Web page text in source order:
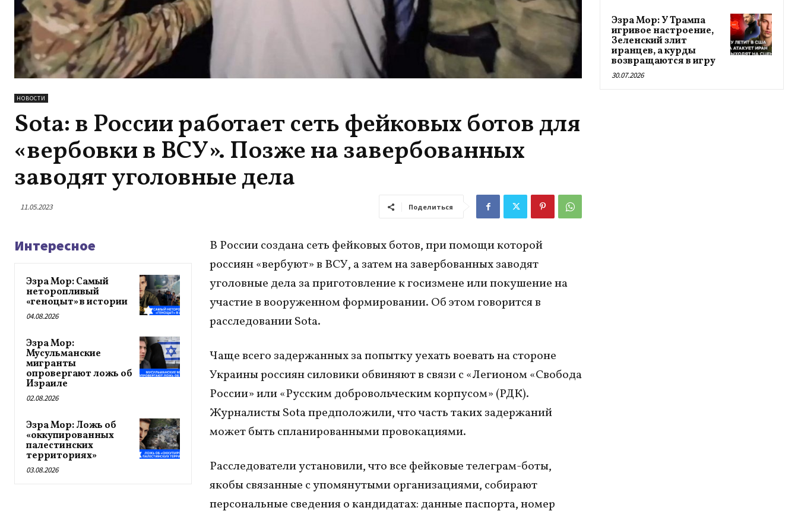
НОВОСТИ
Sota: в России работает сеть фейковых ботов для
«вербовки в ВСУ». Позже на завербованных
заводят уголовные дела
11.05.2023 Поделиться
Интересное
Эзра Мор: Самый
неторопливый
«геноцыт» в истории
04.08.2026
Эзра Мор:
Мусульманские
мигранты
опровергают ложь об
Израиле
02.08.2026
Эзра Мор: Ложь об
«оккупированных
палестинских
территориях»
03.08.2026
В России создана сеть фейковых ботов, при помощи которой
россиян «вербуют» в ВСУ, а затем на завербованных заводят
уголовные дела за приготовление к госизмене или покушение на
участие в вооруженном формировании. Об этом говорится в
расследовании Sota.
Чаще всего задержанных за попытку уехать воевать на стороне
Украины россиян силовики обвиняют в связи с «Легионом «Свобода
России» или «Русским добровольческим корпусом» (РДК).
Журналисты Sota предположили, что часть таких задержаний
может быть спланированными провокациями.
Расследователи установили, что все фейковые телеграм-боты,
якобы связанные с упомянутыми организациями, собирают
персональные сведения о кандидатах: данные паспорта, номер
Эзра Мор: У Трампа
игривое настроение,
Зеленский злит
иранцев, а курды
возвращаются в игру
30.07.2026